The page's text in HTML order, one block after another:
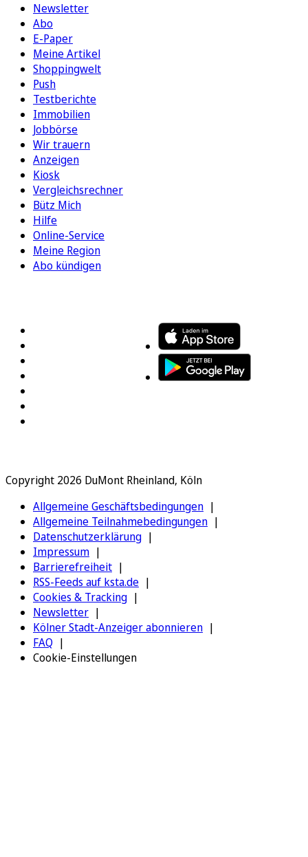
Newsletter
Abo
E-Paper
Meine Artikel
Shoppingwelt
Push
Testberichte
Immobilien
Jobbörse
Wir trauern
Anzeigen
Kiosk
Vergleichsrechner
Bütz Mich
Hilfe
Online-Service
Meine Region
Abo kündigen
Copyright 2026 DuMont Rheinland, Köln
Allgemeine Geschäftsbedingungen
Allgemeine Teilnahmebedingungen
Datenschutzerklärung
Impressum
Barrierefreiheit
RSS-Feeds auf ksta.de
Cookies & Tracking
Newsletter
Kölner Stadt-Anzeiger abonnieren
FAQ
Cookie-Einstellungen